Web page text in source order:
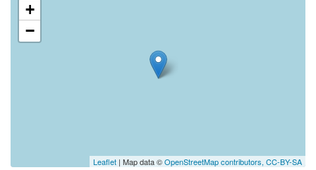
+
−
Leaflet | Map data ©OpenStreetMap contributors, CC-BY-SA